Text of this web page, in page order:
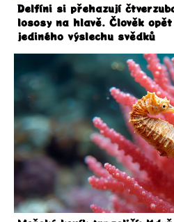
Delfíni si přehazují
lososy na hlavě. Člověk
jediného výslechu svědků